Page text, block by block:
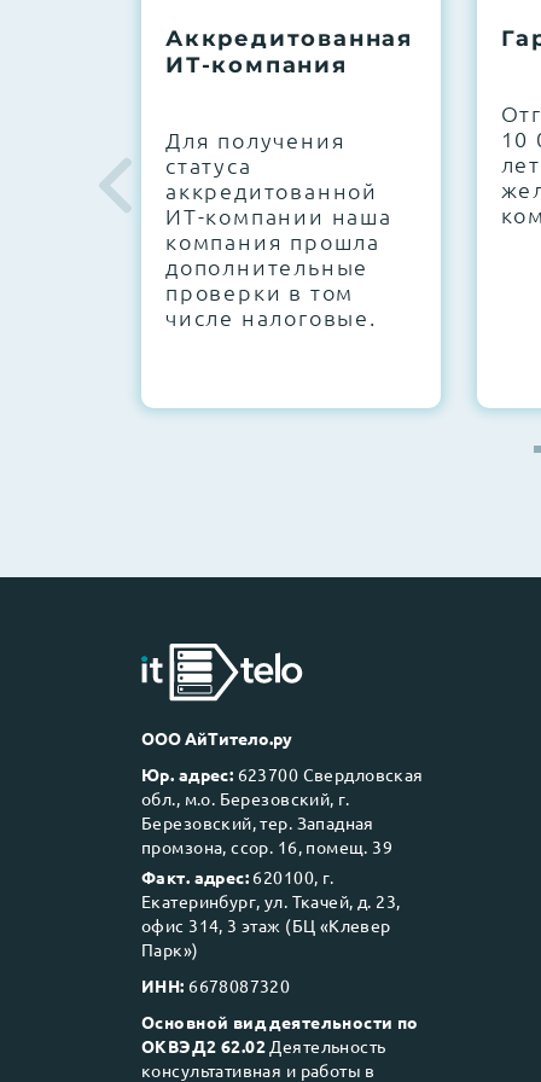
Next Business Day (NBD)
Аккредитованная
ИТ-компания
Для получения
статуса
аккредитованной
ИТ-компании наша
компания прошла
дополнительные
проверки в том
числе налоговые.
10
ООО АйТитело.ру
Юр. адрес: 623700 Свердловская
обл., м.о. Березовский, г.
Березовский, тер. Западная
промзона, ссор. 16, помещ. 39
Факт. адрес: 620100, г.
Екатеринбург, ул. Ткачей, д. 23,
офис 314, 3 этаж (БЦ «Клевер
Парк»)
ИНН: 6678087320
Основной вид деятельности по
ОКВЭД2 62.02 Деятельность
консультативная и работы в